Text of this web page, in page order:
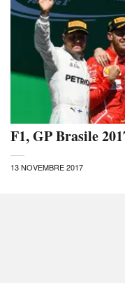
F1, GP Brasile
13 NOVEMBRE 2017